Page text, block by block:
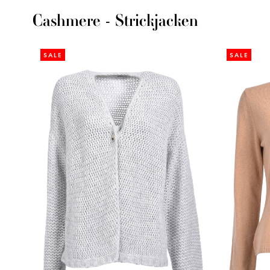
Cashmere - Strickjacken
SALE SALE